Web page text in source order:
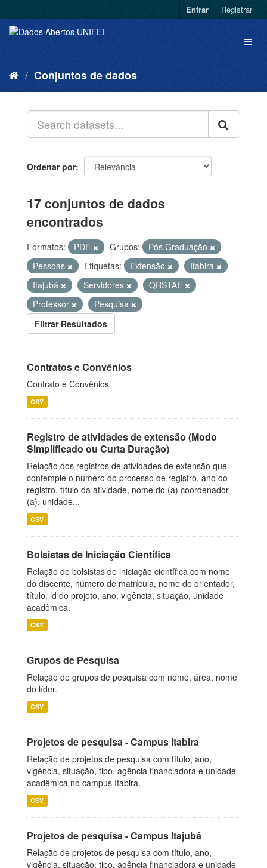
Entrar Registrar
Conjuntos de dados
Ordenar por
17 conjuntos de dados
encontrados
Formatos: PDF Grupos:
Pós Graduação
Pessoas
Etiquetas: Extensão
Itabira
Itajubá
Servidores
QRSTAE
Professor
Pesquisa
Filtrar Resultados
Contratos e Convênios
Contrato e Convênios
CSV
Registro de atividades de extensão (Modo
Simplificado ou Curta Duração)
Relação dos registros de atividades de extensão que
contemple o número do processo de registro, ano do
registro, título da atividade, nome do (a) coordenador
(a), unidade...
CSV
Bolsistas de Iniciação Científica
Relação de bolsistas de iniciação científica com nome
do discente, número de matrícula, nome do orientador,
título, id do projeto, ano, vigência, situação, unidade
acadêmica.
CSV
Grupos de Pesquisa
Relação de grupos de pesquisa com nome, área, nome
do líder.
CSV
Projetos de pesquisa - Campus Itabira
Relação de projetos de pesquisa com título, ano,
vigência, situação, tipo, agência financiadora e unidade
acadêmica no campus Itabira.
CSV
Projetos de pesquisa - Campus Itajubá
Relação de projetos de pesquisa com título, ano,
vigência, situação, tipo, agência financiadora e unidade